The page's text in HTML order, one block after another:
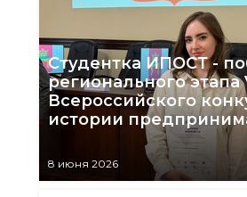
Студентка ИПОСТ -
регионального этапа
Всероссийского
истории
8 июня 2026